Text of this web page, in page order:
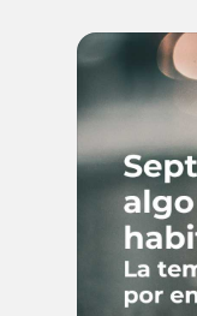
comparación
parque de
del 5,84%.